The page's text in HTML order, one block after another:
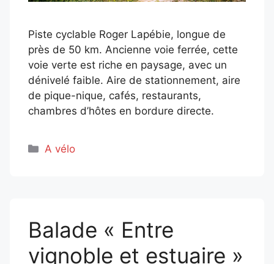
Piste cyclable Roger Lapébie, longue de
près de 50 km. Ancienne voie ferrée, cette
voie verte est riche en paysage, avec un
dénivelé faible. Aire de stationnement, aire
de pique-nique, cafés, restaurants,
chambres d’hôtes en bordure directe.
Catégories
A vélo
Balade « Entre
vignoble et estuaire »